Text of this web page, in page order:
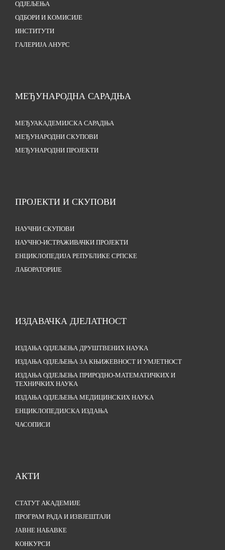
ОДЈЕЉЕЊА
ОДБОРИ И КОМИСИЈЕ
ИНСТИТУТИ
ГАЛЕРИЈА АНУРС
МЕЂУНАРОДНА САРАДЊА
МЕЂУАКАДЕМИЈСКА САРАДЊА
МЕЂУНАРОДНИ СКУПОВИ
МЕЂУНАРОДНИ ПРОЈЕКТИ
ПРОЈЕКТИ И СКУПОВИ
НАУЧНИ СКУПОВИ
НАУЧНО-ИСТРАЖИВАЧКИ ПРОЈЕКТИ
ЕНЦИКЛОПЕДИЈА РЕПУБЛИКЕ СРПСКЕ
ЛАБОРАТОРИЈЕ
ИЗДАВАЧКА ДЈЕЛАТНОСТ
ИЗДАЊА ОДЈЕЉЕЊА ДРУШТВЕНИХ НАУКА
ИЗДАЊА ОДЈЕЉЕЊА ЗА КЊИЖЕВНОСТ И УМЈЕТНОСТ
ИЗДАЊА ОДЈЕЉЕЊА ПРИРОДНО-МАТЕМАТИЧКИХ И
ТЕХНИЧКИХ НАУКА
ИЗДАЊА ОДЈЕЉЕЊА МЕДИЦИНСКИХ НАУКА
ЕНЦИКЛОПЕДИЈСКА ИЗДАЊА
ЧАСОПИСИ
АКТИ
СТАТУТ АКАДЕМИЈЕ
ПРОГРАМ РАДА И ИЗВЈЕШТАЈИ
ЈАВНЕ НАБАВКЕ
КОНКУРСИ